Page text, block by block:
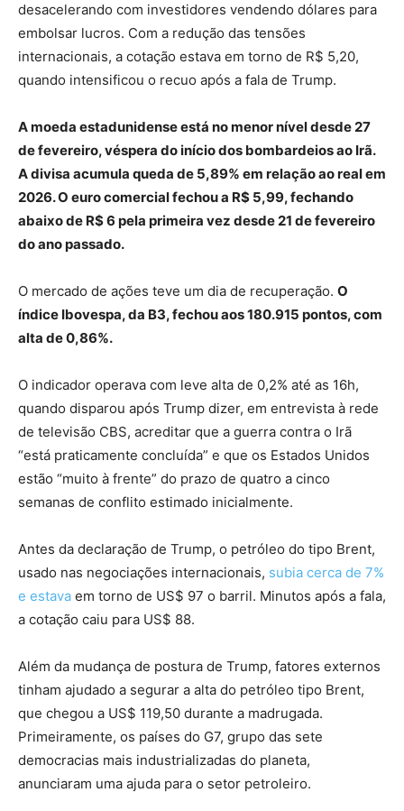
desacelerando com investidores vendendo dólares para
embolsar lucros. Com a redução das tensões
internacionais, a cotação estava em torno de R$ 5,20,
quando intensificou o recuo após a fala de Trump.
A moeda estadunidense está no menor nível desde 27
de fevereiro, véspera do início dos bombardeios ao Irã.
A divisa acumula queda de 5,89% em relação ao real em
2026. O euro comercial fechou a R$ 5,99, fechando
abaixo de R$ 6 pela primeira vez desde 21 de fevereiro
do ano passado.
O mercado de ações teve um dia de recuperação. O
índice Ibovespa, da B3, fechou aos 180.915 pontos, com
alta de 0,86%.
O indicador operava com leve alta de 0,2% até as 16h,
quando disparou após Trump dizer, em entrevista à rede
de televisão CBS, acreditar que ‌a guerra contra o Irã
“está ‌praticamente concluída” e que os Estados Unidos
estão “muito à frente” do prazo de quatro a ⁠cinco
semanas de conflito estimado inicialmente.
Antes da declaração de Trump, o petróleo do tipo Brent,
usado nas negociações internacionais, subia cerca de 7%
e estava em torno de US$ 97 o barril. Minutos após a fala,
a cotação caiu para US$ 88.
Além da mudança de postura de Trump, fatores externos
tinham ajudado a segurar a alta do petróleo tipo Brent,
que chegou a US$ 119,50 durante a madrugada.
Primeiramente, os países do G7, grupo das sete
democracias mais industrializadas do planeta,
anunciaram uma ajuda para o setor petroleiro.